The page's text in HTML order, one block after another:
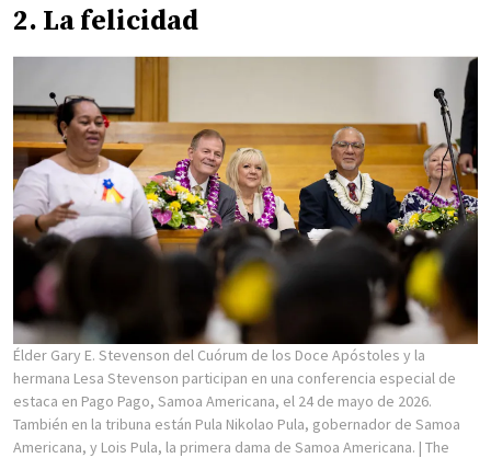
2. La felicidad
Élder Gary E. Stevenson del Cuórum de los Doce Apóstoles y la
hermana Lesa Stevenson participan en una conferencia especial de
estaca en Pago Pago, Samoa Americana, el 24 de mayo de 2026.
También en la tribuna están Pula Nikolao Pula, gobernador de Samoa
Americana, y Lois Pula, la primera dama de Samoa Americana. | The